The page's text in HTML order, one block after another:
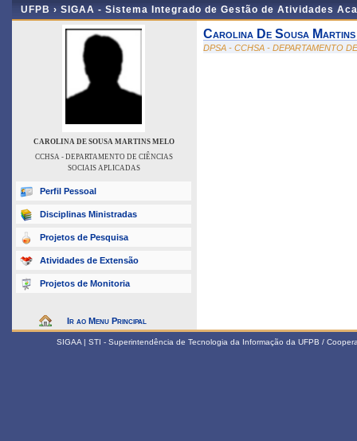
UFPB › SIGAA - Sistema Integrado de Gestão de Atividades
CAROLINA DE SOUSA MARTINS MELO
CCHSA - DEPARTAMENTO DE CIÊNCIAS
SOCIAIS APLICADAS
Perfil Pessoal
Disciplinas Ministradas
Projetos de Pesquisa
Atividades de Extensão
Projetos de Monitoria
Ir ao Menu Principal
Carolina De Sousa
DPSA - CCHSA - DEPARTAMENTO
SIGAA | STI - Superintendência de Tecnologia da Informação da UFPB /